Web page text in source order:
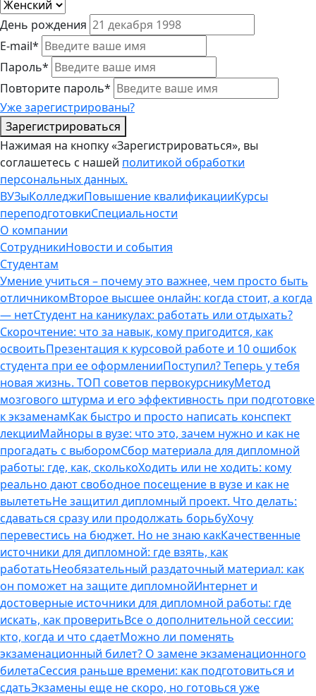
День рождения
E-mail*
Пароль*
Повторите пароль*
Уже зарегистрированы?
Зарегистрироваться
Нажимая на кнопку «Зарегистрироваться», вы
соглашетесь с нашей политикой обработки
персональных данных.
ВУЗыКолледжиПовышение квалификацииКурсы
переподготовкиСпециальности
О компании
СотрудникиНовости и события
Студентам
Умение учиться – почему это важнее, чем просто быть
отличникомВторое высшее онлайн: когда стоит, а когда
— нетСтудент на каникулах: работать или отдыхать?
Скорочтение: что за навык, кому пригодится, как
освоитьПрезентация к курсовой работе и 10 ошибок
студента при ее оформленииПоступил? Теперь у тебя
новая жизнь. ТОП советов первокурсникуМетод
мозгового штурма и его эффективность при подготовке
к экзаменамКак быстро и просто написать конспект
лекцииМайноры в вузе: что это, зачем нужно и как не
прогадать с выборомСбор материала для дипломной
работы: где, как, сколькоХодить или не ходить: кому
реально дают свободное посещение в вузе и как не
вылететьНе защитил дипломный проект. Что делать:
сдаваться сразу или продолжать борьбуХочу
перевестись на бюджет. Но не знаю какКачественные
источники для дипломной: где взять, как
работатьНеобязательный раздаточный материал: как
он поможет на защите дипломнойИнтернет и
достоверные источники для дипломной работы: где
искать, как проверитьВсе о дополнительной сессии:
кто, когда и что сдаетМожно ли поменять
экзаменационный билет? О замене экзаменационного
билетаСессия раньше времени: как подготовиться и
сдатьЭкзамены еще не скоро, но готовься уже